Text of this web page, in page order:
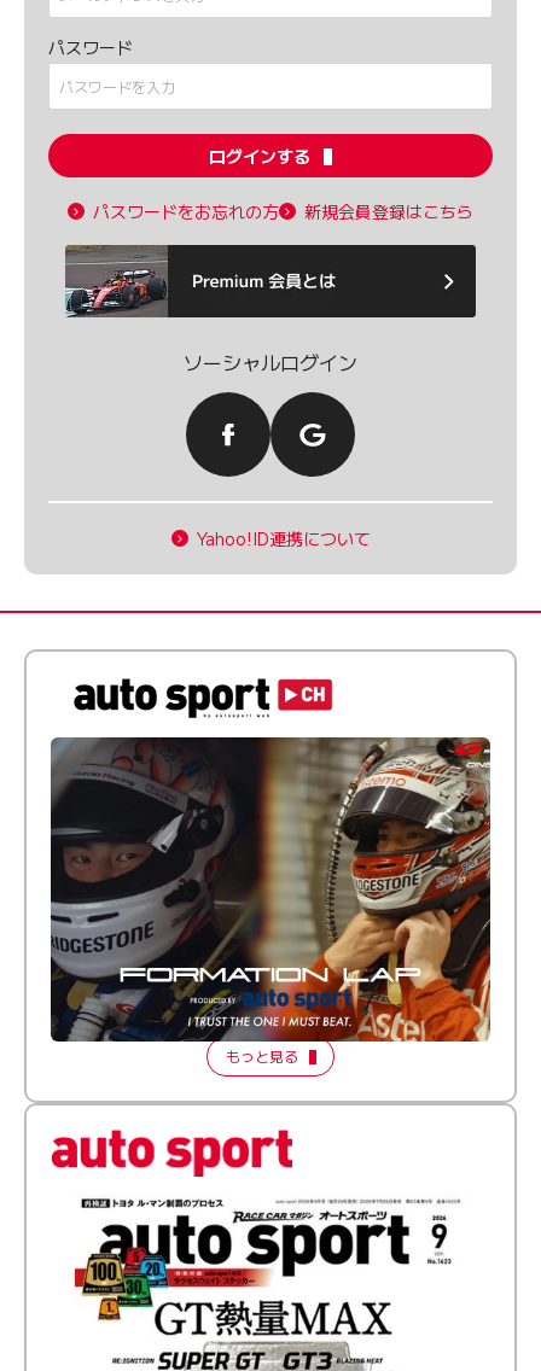
パスワード
ログインする
パスワードをお忘れの方 新規会員登録はこちら
ソーシャルログイン
Yahoo!ID連携について
倒す相手を、信じてる。小林利徠斗 × 野村勇斗
【FORMATION LAP Produced by auto sport】
2026 Episode 2
もっと見る